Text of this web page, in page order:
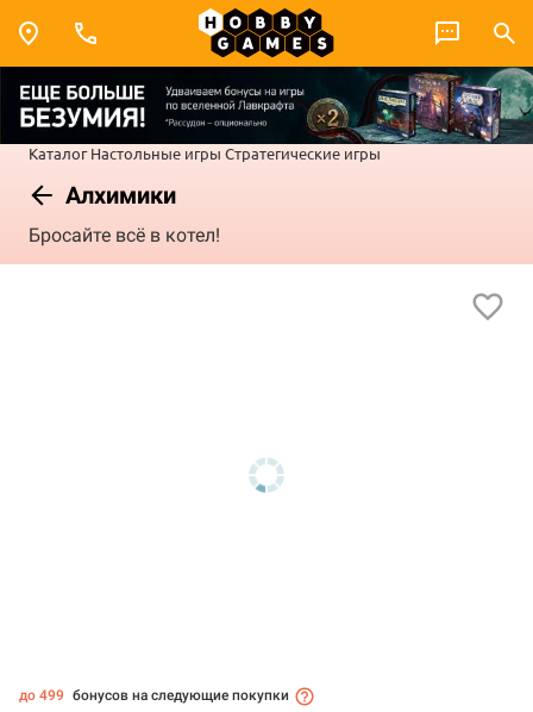
Каталог Настольные игры Стратегические игры
Алхимики
Бросайте всё в котел!
до 499 бонусов на следующие покупки